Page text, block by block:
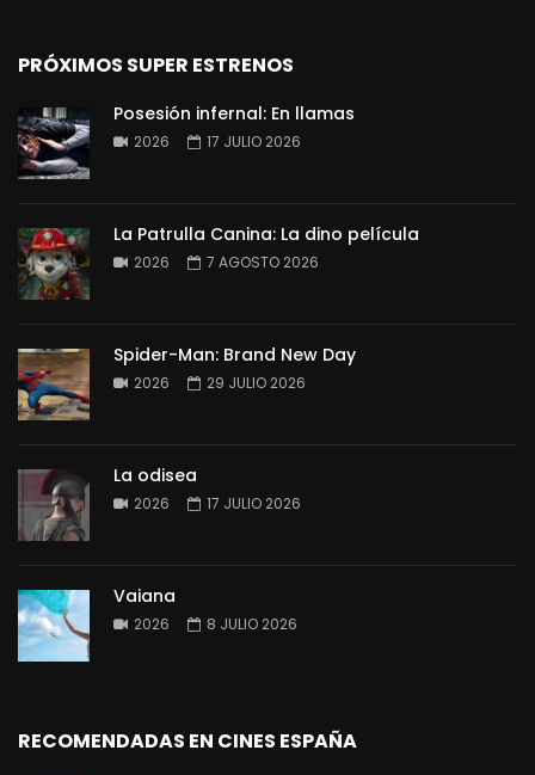
PRÓXIMOS SUPER ESTRENOS
Posesión infernal: En llamas
2026 17 JULIO 2026
La Patrulla Canina: La dino película
2026 7 AGOSTO 2026
Spider-Man: Brand New Day
2026 29 JULIO 2026
La odisea
2026 17 JULIO 2026
Vaiana
2026 8 JULIO 2026
RECOMENDADAS EN CINES ESPAÑA